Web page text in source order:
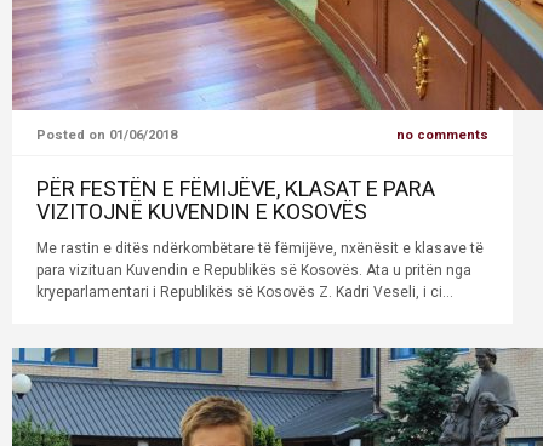
Posted on 01/06/2018 no comments
PËR FESTËN E FËMIJËVE, KLASAT E PARA
VIZITOJNË KUVENDIN E KOSOVËS
Me rastin e ditës ndërkombëtare të fëmijëve, nxënësit e klasave të
para vizituan Kuvendin e Republikës së Kosovës. Ata u pritën nga
kryeparlamentari i Republikës së Kosovës Z. Kadri Veseli, i ci...